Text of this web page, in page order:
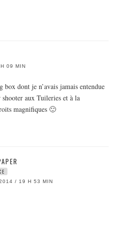
09 MIN
dont je n’avais jamais entendue
aux Tuileries et à la
magnifiques 🙂
/ 19 H 53 MIN